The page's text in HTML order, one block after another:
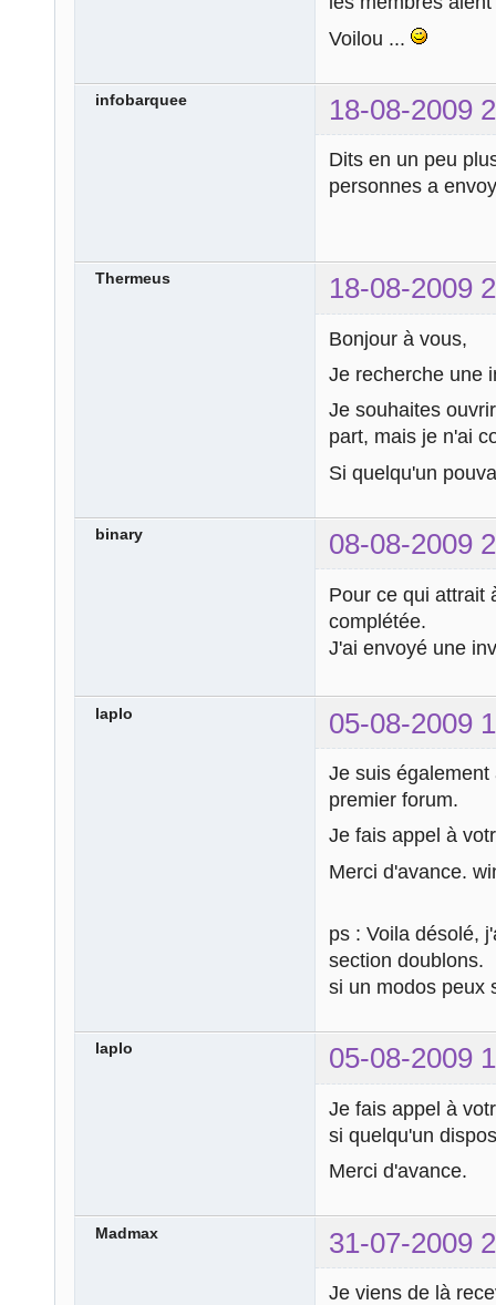
Voilou ...
infobarquee 18-08-2009
Dits en un peu
personnes a
Thermeus 18-08-2009
Bonjour à vous,
Je recherche une
Je souhaites
part, mais je n'ai
Si quelqu'un
binary 08-08-2009
Pour ce qui attrait
complétée.
J'ai envoyé une
laplo 05-08-2009
Je suis
premier forum.
Je fais appel à
Merci d'avance.
ps : Voila désolé,
section doublons.
si un modos peux
laplo 05-08-2009
Je fais appel à
si quelqu'un
Merci d'avance.
Madmax 31-07-2009
Je viens de là